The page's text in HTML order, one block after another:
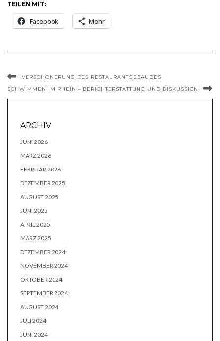
TEILEN MIT:
Facebook Mehr
VERSCHÖNERUNG DES RESTAURANTGEBÄUDES
SCHWIMMEN IM RHEIN – BERICHTERSTATTUNG UND DISKUSSION
ARCHIV
JUNI 2026
MÄRZ 2026
FEBRUAR 2026
DEZEMBER 2025
AUGUST 2025
JUNI 2025
APRIL 2025
MÄRZ 2025
DEZEMBER 2024
NOVEMBER 2024
OKTOBER 2024
SEPTEMBER 2024
AUGUST 2024
JULI 2024
JUNI 2024